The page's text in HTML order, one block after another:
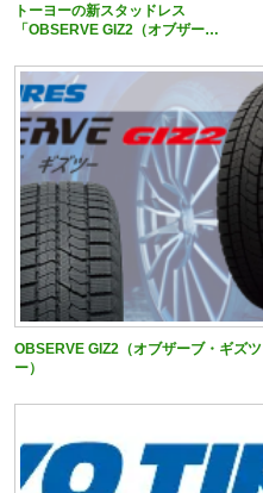
トーヨーの新スタッドレス
「OBSERVE GIZ2（オブザー…
OBSERVE GIZ2（オブザーブ・ギズツ
ー）